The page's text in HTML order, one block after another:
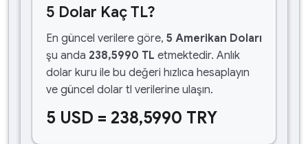
5 Dolar Kaç TL?
En güncel verilere göre, 5 Amerikan Doları
şu anda 238,5990 TL etmektedir. Anlık
dolar kuru ile bu değeri hızlıca hesaplayın
ve güncel dolar tl verilerine ulaşın.
5 USD = 238,5990 TRY